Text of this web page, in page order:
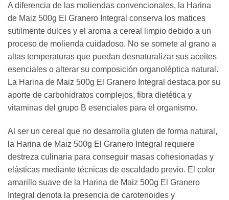
A diferencia de las moliendas convencionales, la Harina
de Maiz 500g El Granero Integral conserva los matices
sutilmente dulces y el aroma a cereal limpio debido a un
proceso de molienda cuidadoso. No se somete al grano a
altas temperaturas que puedan desnaturalizar sus aceites
esenciales o alterar su composición organoléptica natural.
La Harina de Maiz 500g El Granero Integral destaca por su
aporte de carbohidratos complejos, fibra dietética y
vitaminas del grupo B esenciales para el organismo.
Al ser un cereal que no desarrolla gluten de forma natural,
la Harina de Maiz 500g El Granero Integral requiere
destreza culinaria para conseguir masas cohesionadas y
elásticas mediante técnicas de escaldado previo. El color
amarillo suave de la Harina de Maiz 500g El Granero
Integral denota la presencia de carotenoides y